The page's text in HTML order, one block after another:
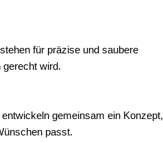
für präzise und saubere
gerecht wird.
gemeinsam ein Konzept,
passt.